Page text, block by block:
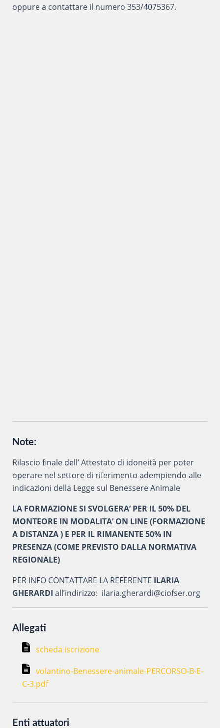
oppure a contattare il numero 353/4075367.
Note:
Rilascio finale dell’ Attestato di idoneità per poter
operare nel settore di riferimento adempiendo alle
indicazioni della Legge sul Benessere Animale
LA FORMAZIONE SI SVOLGERA’ PER IL 50% DEL
MONTEORE IN MODALITA’ ON LINE (FORMAZIONE
A DISTANZA ) E PER IL RIMANENTE 50% IN
PRESENZA (COME PREVISTO DALLA NORMATIVA
REGIONALE)
PER INFO CONTATTARE LA REFERENTE ILARIA
GHERARDI all’indirizzo: ilaria.gherardi@ciofser.org
Allegati
scheda iscrizione
volantino-Benessere-animale-PERCORSO-B-E-
C-3.pdf
Enti attuatori